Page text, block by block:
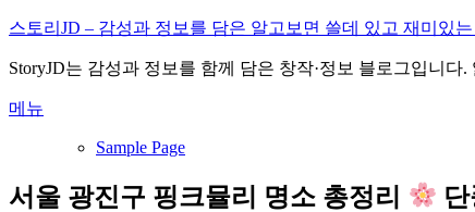
내
으
바
기
스토리JD – 감성과 정보를 담은 알고보면 쓸데 있고 재미있
StoryJD는 감성과 정보를 함께 담은 창작·정보 블로그입니
메뉴
Sample Page
서울 광진구 핑크뮬리 명소 총정리